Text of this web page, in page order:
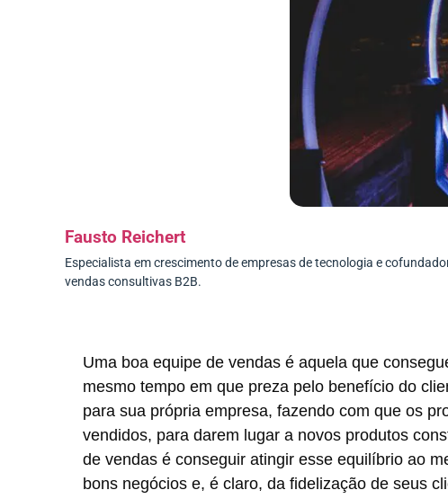
Fausto Reichert
Especialista em crescimento de empresas de tecnologia e
vendas consultivas B2B.
Uma boa equipe de vendas é aquela que
mesmo tempo em que preza pelo benefício do
para sua própria empresa, fazendo com que os
vendidos, para darem lugar a novos produtos
de vendas é conseguir atingir esse equilíbrio ao
bons negócios e, é claro, da fidelização de seus